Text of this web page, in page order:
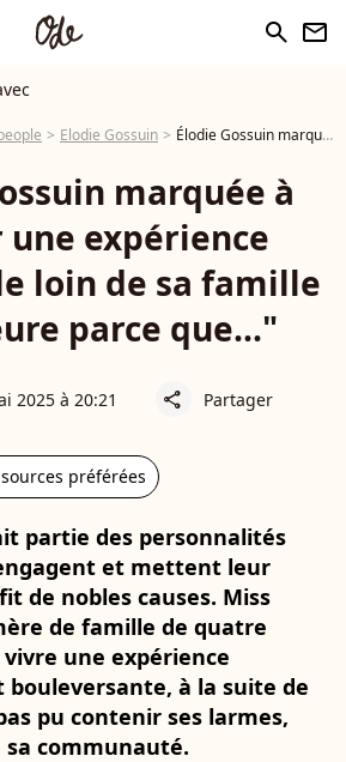
search newsletter
Elodie Gossuin Élodie Gossuin marquée à vie par une expérience inoubliable loin de sa famille : "Je pleure parce que..."
marquée à
expérience
loin de sa famille
parce que..."
2025 à 20:21 share Partager
préférées
partie des personnalités
et mettent leur
de nobles causes. Miss
de famille de quatre
une expérience
à la suite de
pu contenir ses larmes,
sa communauté.